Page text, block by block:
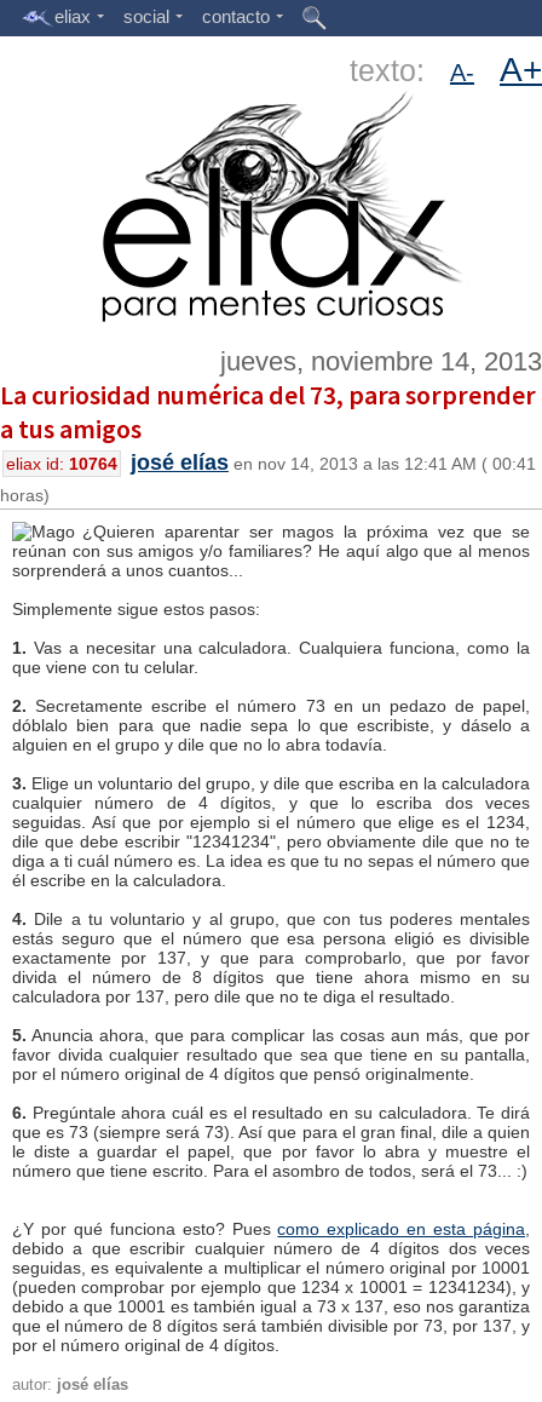
eliax social contacto
texto: A- A+
jueves, noviembre 14, 2013
La curiosidad numérica del 73, para sorprender
a tus amigos
eliax id: 10764 josé elías en nov 14, 2013 a las 12:41 AM ( 00:41
horas)
¿Quieren aparentar ser magos la próxima vez que se
reúnan con sus amigos y/o familiares? He aquí algo que al menos
sorprenderá a unos cuantos...
Simplemente sigue estos pasos:
1. Vas a necesitar una calculadora. Cualquiera funciona, como la
que viene con tu celular.
2. Secretamente escribe el número 73 en un pedazo de papel,
dóblalo bien para que nadie sepa lo que escribiste, y dáselo a
alguien en el grupo y dile que no lo abra todavía.
3. Elige un voluntario del grupo, y dile que escriba en la calculadora
cualquier número de 4 dígitos, y que lo escriba dos veces
seguidas. Así que por ejemplo si el número que elige es el 1234,
dile que debe escribir "12341234", pero obviamente dile que no te
diga a ti cuál número es. La idea es que tu no sepas el número que
él escribe en la calculadora.
4. Dile a tu voluntario y al grupo, que con tus poderes mentales
estás seguro que el número que esa persona eligió es divisible
exactamente por 137, y que para comprobarlo, que por favor
divida el número de 8 dígitos que tiene ahora mismo en su
calculadora por 137, pero dile que no te diga el resultado.
5. Anuncia ahora, que para complicar las cosas aun más, que por
favor divida cualquier resultado que sea que tiene en su pantalla,
por el número original de 4 dígitos que pensó originalmente.
6. Pregúntale ahora cuál es el resultado en su calculadora. Te dirá
que es 73 (siempre será 73). Así que para el gran final, dile a quien
le diste a guardar el papel, que por favor lo abra y muestre el
número que tiene escrito. Para el asombro de todos, será el 73... :)
¿Y por qué funciona esto? Puescomo explicado en esta página
debido a que escribir cualquier número de 4 dígitos dos veces
seguidas, es equivalente a multiplicar el número original por 10001
(pueden comprobar por ejemplo que 1234 x 10001 = 12341234), y
debido a que 10001 es también igual a 73 x 137, eso nos garantiza
que el número de 8 dígitos será también divisible por 73, por 137, y
por el número original de 4 dígitos.
autor: josé elías